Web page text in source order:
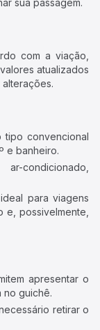
sua passagem.
com a viação,
atualizados
tipo convencional
e banheiro.
condicionado,
para viagens
e, possivelmente,
apresentar o
no guichê.
retirar o